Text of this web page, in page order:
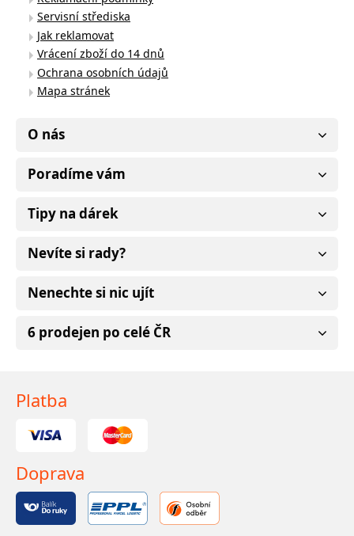
Servisní střediska
Jak reklamovat
Vrácení zboží do 14 dnů
Ochrana osobních údajů
Mapa stránek
O nás
Poradíme vám
Tipy na dárek
Nevíte si rady?
Nenechte si nic ujít
6 prodejen po celé ČR
Platba
Doprava